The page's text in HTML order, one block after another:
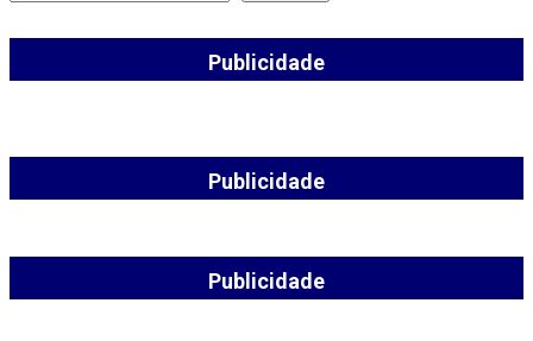
Publicidade
Publicidade
Publicidade